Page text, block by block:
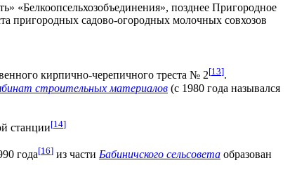
«Белкоопсельхозобъединения», позднее Пригородное
пригородных садово-огородных молочных совхозов
кирпично-черепичного треста № 2[13].
строительных материалов (с 1980 года назывался
станции[14]
года[16] из части Бабиничского сельсовета образован